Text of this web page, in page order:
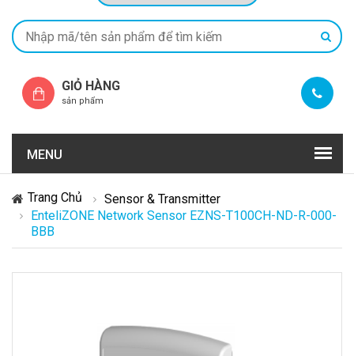
GIỎ HÀNG
sản phẩm
MENU
Trang Chủ
Sensor & Transmitter
EnteliZONE Network Sensor EZNS-T100CH-ND-R-000-
BBB